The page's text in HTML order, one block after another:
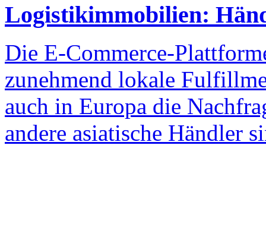
Logistikimmobilien:
Die E-Commerce-
zunehmend lokale
auch in Europa die
andere asiatische Händler